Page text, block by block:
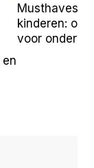
Musthaves
kinderen:
voor